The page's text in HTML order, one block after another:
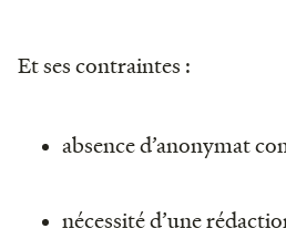
Et ses contraintes :
absence d’anonymat
nécessité d’une